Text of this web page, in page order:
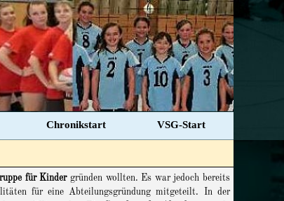
Chronikstart VSG-Start
für Kindergründen wollten. Es war jedoch bereits
für eine Abteilungsgründung mitgeteilt. In der